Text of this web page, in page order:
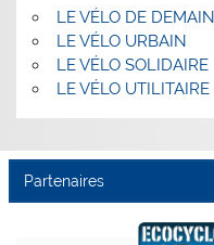
LE VÉLO DE DEMAIN
LE VÉLO URBAIN
LE VÉLO SOLIDAIRE
LE VÉLO UTILITAIRE
Partenaires